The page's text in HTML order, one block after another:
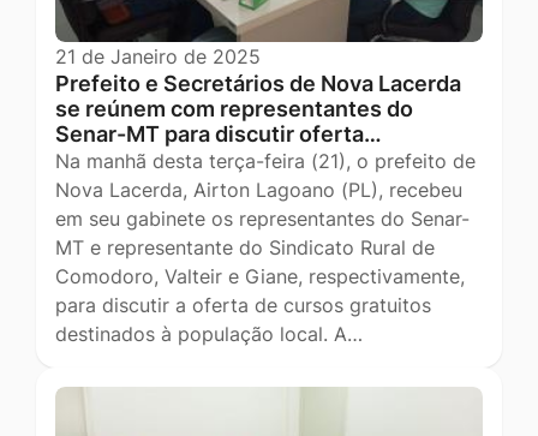
21 de Janeiro de 2025
Prefeito e Secretários de Nova Lacerda
se reúnem com representantes do
Senar-MT para discutir oferta…
Na manhã desta terça-feira (21), o prefeito de
Nova Lacerda, Airton Lagoano (PL), recebeu
em seu gabinete os representantes do Senar-
MT e representante do Sindicato Rural de
Comodoro, Valteir e Giane, respectivamente,
para discutir a oferta de cursos gratuitos
destinados à população local. A…